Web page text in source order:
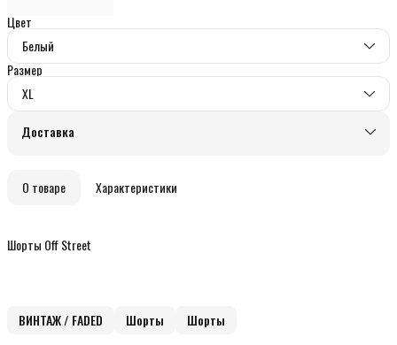
Цвет
Белый
Размер
XL
Доставка
О товаре Характеристики
Шорты Off Street
ВИНТАЖ / FADED Шорты Шорты